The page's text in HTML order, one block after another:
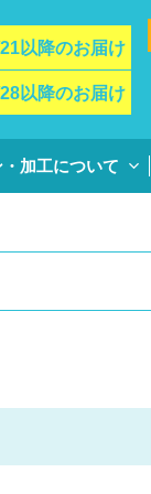
以降のお届け
以降のお届け
加工について